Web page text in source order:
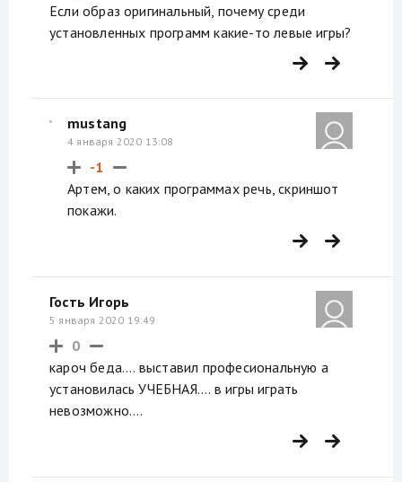
Если образ оригинальный, почему среди
установленных программ какие-то левые игры?
mustang
4 января 2020 13:08
-1
Артем, о каких программах речь, скриншот
покажи.
Гость Игорь
5 января 2020 19:49
0
кароч беда.... выставил професиональную а
установилась УЧЕБНАЯ.... в игры играть
невозможно....